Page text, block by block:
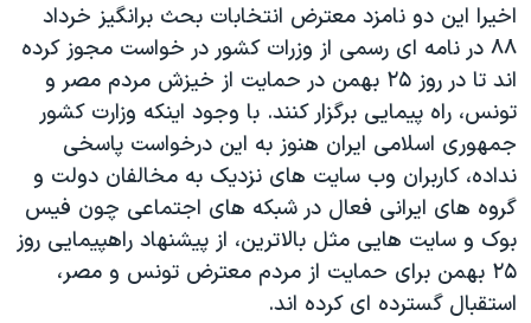
اخیرا این دو نامزد معترض انتخابات بحث برانگیز خرداد
۸۸ در نامه ای رسمی از وزرات کشور در خواست مجوز کرده
اند تا در روز ۲۵ بهمن در حمایت از خیزش مردم مصر و
تونس، راه پیمایی برگزار کنند. با وجود اینکه وزارت کشور
جمهوری اسلامی ایران هنوز به این درخواست پاسخی
نداده، کاربران وب سایت های نزدیک به مخالفان دولت و
گروه های ایرانی فعال در شبکه های اجتماعی چون فیس
بوک و سایت هایی مثل بالاترین، از پیشنهاد راهپیمایی روز
۲۵ بهمن برای حمایت از مردم معترض تونس و مصر،
استقبال گسترده ای کرده اند.